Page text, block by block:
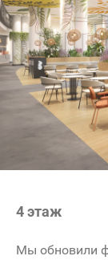
4 этаж
Мы обновили